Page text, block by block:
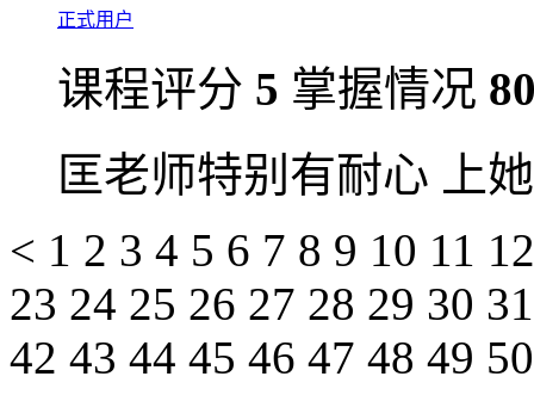
正式用户
课程评分 5 掌握情况
匡老师特别有耐心 上
< 1 2 3 4 5 6 7 8 9 10 11
23 24 25 26 27 28 29 30
42 43 44 45 46 47 48 49